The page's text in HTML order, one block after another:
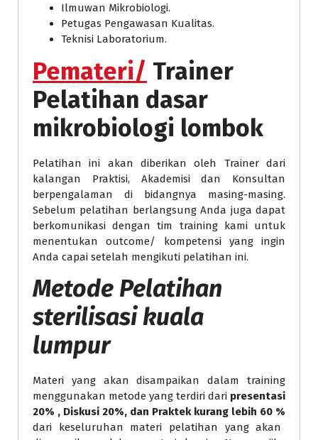
Ilmuwan Mikrobiologi.
Petugas Pengawasan Kualitas.
Teknisi Laboratorium.
Pemateri/ Trainer
Pelatihan dasar
mikrobiologi lombok
Pelatihan ini akan diberikan oleh Trainer dari
kalangan Praktisi, Akademisi dan Konsultan
berpengalaman di bidangnya masing-masing.
Sebelum pelatihan berlangsung Anda juga dapat
berkomunikasi dengan tim training kami untuk
menentukan outcome/ kompetensi yang ingin
Anda capai setelah mengikuti pelatihan ini.
Metode Pelatihan
sterilisasi kuala
lumpur
Materi yang akan disampaikan dalam training
menggunakan metode yang terdiri dari presentasi
20% , Diskusi 20%, dan Praktek kurang lebih 60 %
dari keseluruhan materi pelatihan yang akan